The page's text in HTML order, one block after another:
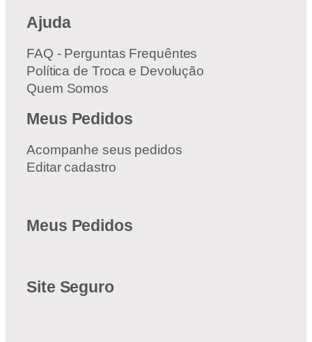
Ajuda
FAQ - Perguntas Frequêntes
Política de Troca e Devolução
Quem Somos
Meus Pedidos
Acompanhe seus pedidos
Editar cadastro
Meus Pedidos
Site Seguro